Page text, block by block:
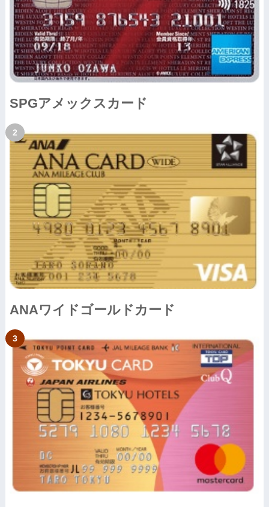
SPGアメックスカード
ANAワイドゴールドカード